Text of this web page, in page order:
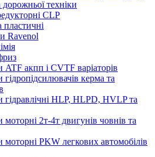
дорожньої техніки
CLP
Ravenol
акпп і CVTF варіаторів
керма та
гідравлічні HLP, HLPD, HVLP та
2т-4т двигунів човнів та
PKW легкових автомобілів